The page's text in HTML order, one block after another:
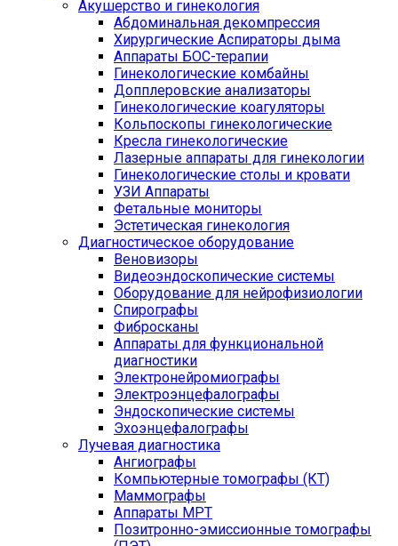
Акушерство и гинекология
Абдоминальная декомпрессия
Хирургические Аспираторы дыма
Аппараты БОС-терапии
Гинекологические комбайны
Допплеровские анализаторы
Гинекологические коагуляторы
Кольпоскопы гинекологические
Кресла гинекологические
Лазерные аппараты для гинекологии
Гинекологические столы и кровати
УЗИ Аппараты
Фетальные мониторы
Эстетическая гинекология
Диагностическое оборудование
Веновизоры
Видеоэндоскопические системы
Оборудование для нейрофизиологии
Спирографы
Фибросканы
Аппараты для функциональной
диагностики
Электронейромиографы
Электроэнцефалографы
Эндоскопические системы
Эхоэнцефалографы
Лучевая диагностика
Ангиографы
Компьютерные томографы (КТ)
Маммографы
Аппараты МРТ
Позитронно-эмиссионные томографы